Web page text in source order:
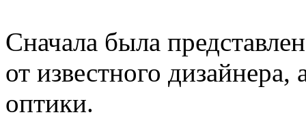
Сначала была
от известного
оптики.